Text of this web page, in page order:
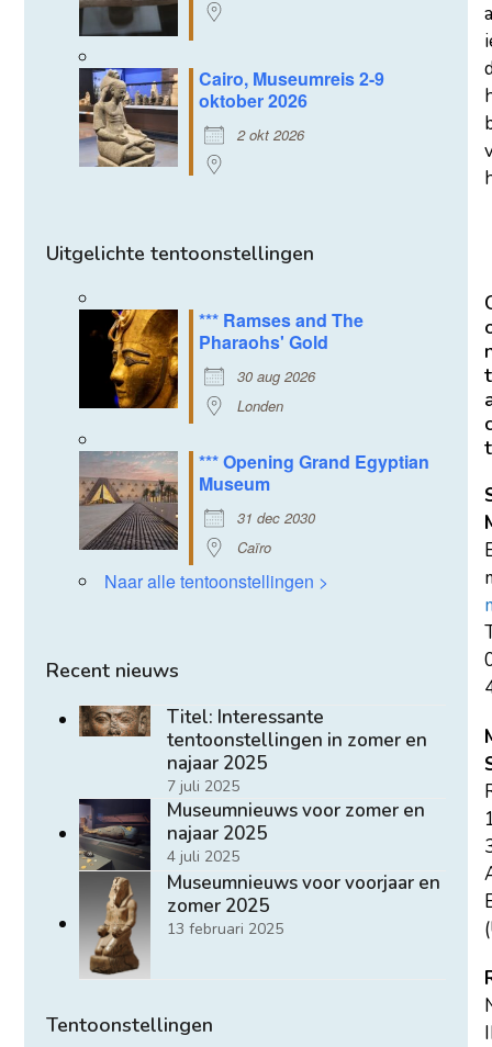
Cairo, Museumreis 2-9
oktober 2026
2 okt 2026
Uitgelichte tentoonstellingen
*** Ramses and The
Pharaohs' Gold
30 aug 2026
Londen
*** Opening Grand Egyptian
Museum
31 dec 2030
Caïro
Naar alle tentoonstellingen >
Recent nieuws
Titel: Interessante
tentoonstellingen in zomer en
najaar 2025
7 juli 2025
Museumnieuws voor zomer en
najaar 2025
4 juli 2025
Museumnieuws voor voorjaar en
zomer 2025
13 februari 2025
Tentoonstellingen
t
t